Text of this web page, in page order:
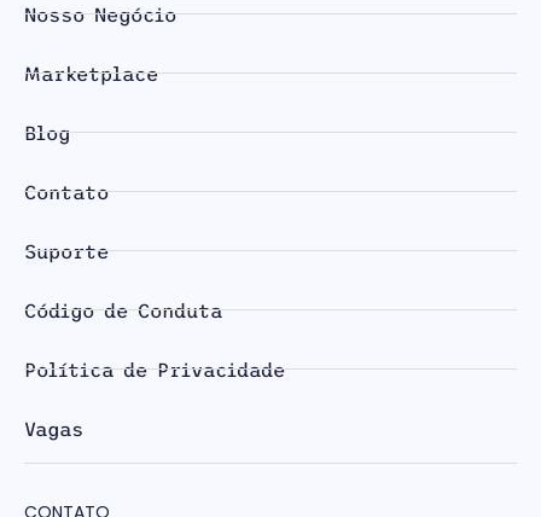
Nosso Negócio
Marketplace
Blog
Contato
Suporte
Código de Conduta
Política de Privacidade
Vagas
CONTATO